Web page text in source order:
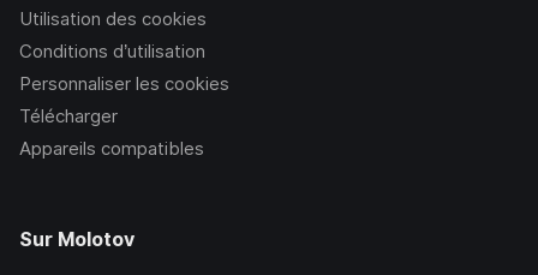
Utilisation des cookies
Conditions d’utilisation
Personnaliser les cookies
Télécharger
Appareils compatibles
Sur Molotov